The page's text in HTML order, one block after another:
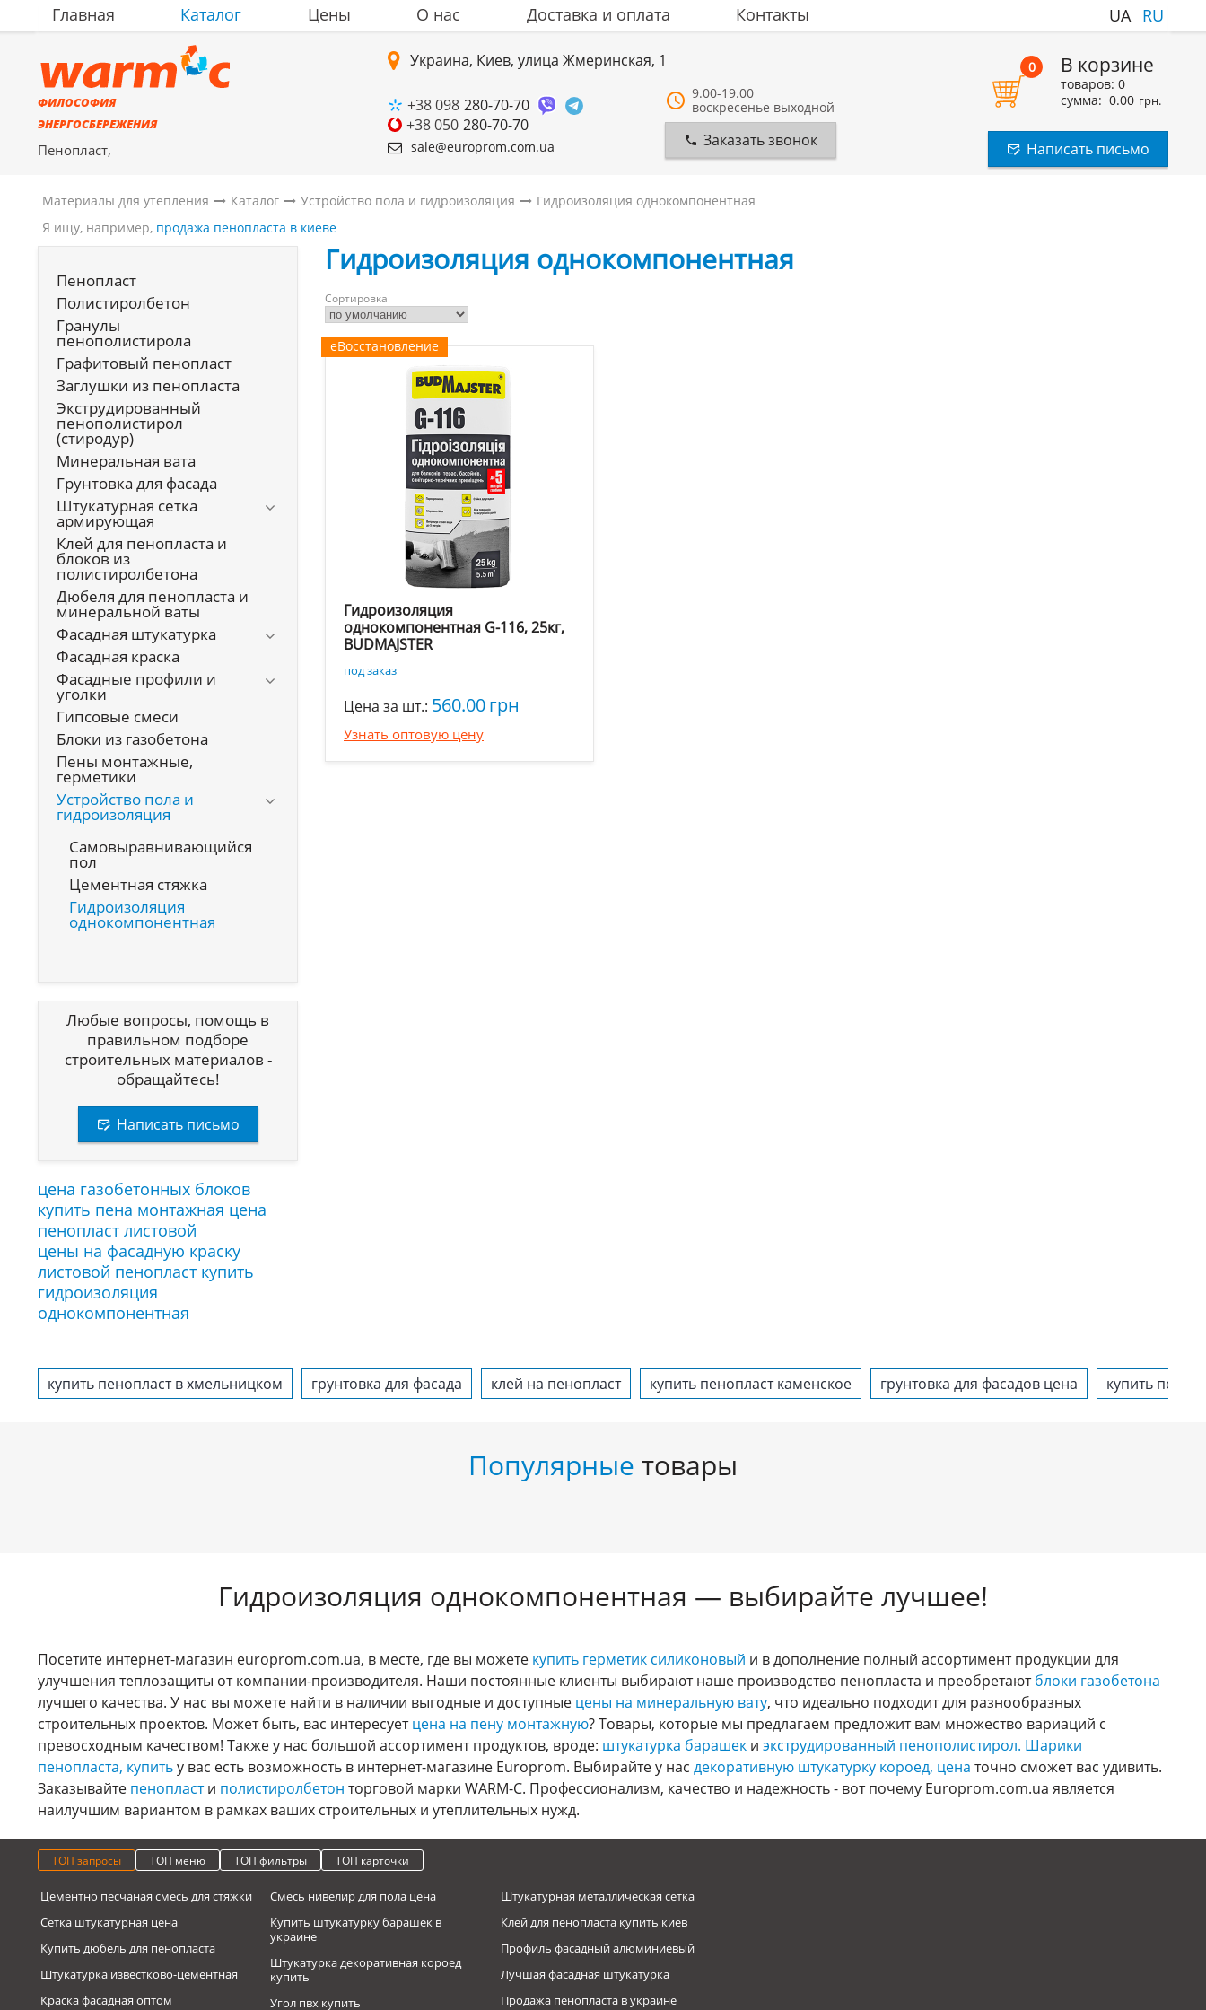
Главная Каталог Цены О нас Доставка и оплата Контакты UA RU
ФИЛОСОФИЯ
ЭНЕРГОСБЕРЕЖЕНИЯ
Пенопласт,
Украина, Киев, улица Жмеринская, 1
+38 098 280-70-70
+38 050 280-70-70
sale@europrom.com.ua
9.00-19.00
воскресенье выходной
Заказать звонок
0 В корзине
товаров: 0
сумма: 0.00 грн.
Написать письмо
Материалы для утепления Каталог Устройство пола и гидроизоляция
Гидроизоляция однокомпонентная
Я ищу, например, продажа пенопласта в киеве
Пенопласт
Полистиролбетон
Гранулы
пенополистирола
Графитовый пенопласт
Заглушки из пенопласта
Экструдированный
пенополистирол
(стиродур)
Минеральная вата
Грунтовка для фасада
Штукатурная сетка
армирующая
Клей для пенопласта и
блоков из
полистиролбетона
Дюбеля для пенопласта и
минеральной ваты
Фасадная штукатурка
Фасадная краска
Фасадные профили и
уголки
Гипсовые смеси
Блоки из газобетона
Пены монтажные,
герметики
Устройство пола и
гидроизоляция
Самовыравнивающийся
пол
Цементная стяжка
Гидроизоляция
однокомпонентная
Любые вопросы, помощь в
правильном подборе
строительных материалов -
обращайтесь!
Написать письмо
цена газобетонных блоков
купить пена монтажная цена
пенопласт листовой
цены на фасадную краску
листовой пенопласт купить
гидроизоляция
однокомпонентная
Гидроизоляция однокомпонентная
Сортировка
еВосстановление
Гидроизоляция
однокомпонентная G-116, 25кг,
BUDMAJSTER
под заказ
Цена за шт.: 560.00грн
Узнать оптовую цену
купить пенопласт в хмельницком грунтовка для фасада клей на пенопласт купить пенопласт каменское грунтовка для фасадов цена купить
Популярные товары
Гидроизоляция однокомпонентная — выбирайте лучшее!
Посетите интернет-магазин europrom.com.ua, в месте, где вы можете купить герметик силиконовый и в дополнение полный ассортимент продукции для
улучшения теплозащиты от компании-производителя. Наши постоянные клиенты выбирают наше производство пенопласта и преобретаютблоки газобетона
лучшего качества. У нас вы можете найти в наличии выгодные и доступные цены на минеральную вату, что идеально подходит для разнообразных
строительных проектов. Может быть, вас интересуетцена на пену монтажную? Товары, которые мы предлагаем предложит вам множество вариаций с
превосходным качеством! Также у нас большой ассортимент продуктов, вроде: штукатурка барашек и экструдированный пенополистирол. Шарики
пенопласта, купитьу вас есть возможность в интернет-магазине Europrom. Выбирайте у нас декоративную штукатурку короед, цена точно сможет вас удивить.
Заказывайте пенопласти полистиролбетон торговой марки WARM-C. Профессионализм, качество и надежность - вот почему Europrom.com.ua является
наилучшим вариантом в рамках ваших строительных и утеплительных нужд.
ТОП запросы ТОП меню ТОП фильтры ТОП карточки
Цементно песчаная смесь для стяжки
Сетка штукатурная цена
Купить дюбель для пенопласта
Штукатурка известково-цементная
Краска фасадная оптом
Смесь нивелир для пола цена
Купить штукатурку барашек в
украине
Штукатурка декоративная короед
купить
Угол пвх купить
Штукатурная металлическая сетка
Клей для пенопласта купить киев
Профиль фасадный алюминиевый
Лучшая фасадная штукатурка
Продажа пенопласта в украине